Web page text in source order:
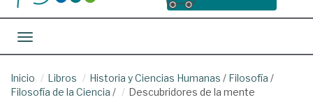
Toggle navigation
Inicio Libros Historia y Ciencias Humanas / Filosofía /
Filosofía de la Ciencia / Descubridores de la mente